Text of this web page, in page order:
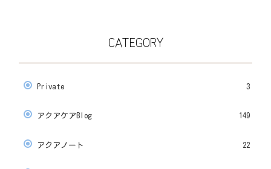
CATEGORY
Private 3
アクアケアBlog 149
アクアノート 22